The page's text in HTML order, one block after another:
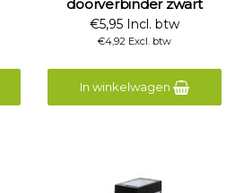
doorverbinder zwart
€5,95 Incl. btw
€4,92 Excl. btw
In winkelwagen